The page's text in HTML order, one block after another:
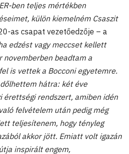
ben teljes mértékben
külön kiemelném Csaszit
as csapat vezetőedzője – a
edzést vagy meccset kellett
novemberben beadtam a
is vettek a Bocconi egyetemre.
hátra: két éve
érettségi rendszert, amiben idén
felvételem után pedig még
teljesítenem, hogy tényleg
akkor jött. Emiatt volt igazán
inspirált engem,